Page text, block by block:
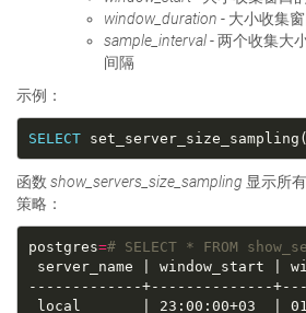
window_duration - 大小收集
sample_interval- 两个收集大
间隔
示例：
SELECT set_server_size_sampling(
函数 show_servers_size_sampling 显示所
策略：
postgres=# SELECT * FROM